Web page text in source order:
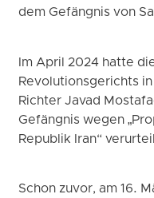
dem Gefängnis von
Im April 2024 hatte
Revolutionsgerichts
Richter Javad
Gefängnis wegen
Republik Iran“
Schon zuvor, am 16.